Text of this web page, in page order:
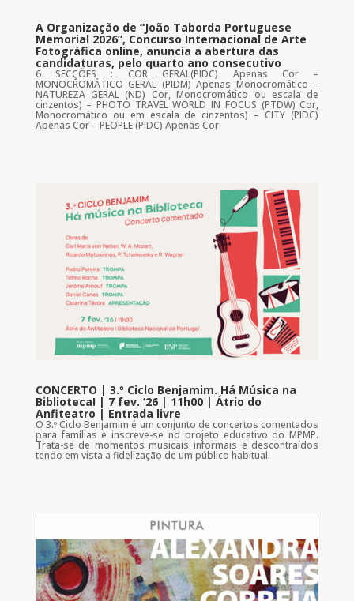
A Organização de “João Taborda Portuguese
Memorial 2026”, Concurso Internacional de Arte
Fotográfica online, anuncia a abertura das
candidaturas, pelo quarto ano consecutivo
6 SECÇÕES : COR GERAL(PIDC) Apenas Cor –
MONOCROMÁTICO GERAL (PIDM) Apenas Monocromático –
NATUREZA GERAL (ND) Cor, Monocromático ou escala de
cinzentos) – PHOTO TRAVEL WORLD IN FOCUS (PTDW) Cor,
Monocromático ou em escala de cinzentos) – CITY (PIDC)
Apenas Cor – PEOPLE (PIDC) Apenas Cor
CONCERTO | 3.º Ciclo Benjamim. Há Música na
Biblioteca! | 7 fev. ’26 | 11h00 | Átrio do
Anfiteatro | Entrada livre
O 3.º Ciclo Benjamim é um conjunto de concertos comentados
para famílias e inscreve-se no projeto educativo do MPMP.
Trata-se de momentos musicais informais e descontraídos
tendo em vista a fidelização de um público habitual.